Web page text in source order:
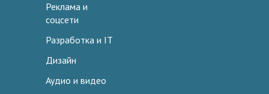
Реклама и
соцсети
Разработка и IT
Дизайн
Аудио и видео